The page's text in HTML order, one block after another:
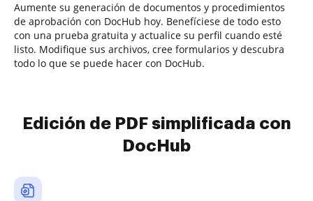
Aumente su generación de documentos y procedimientos
de aprobación con DocHub hoy. Benefíciese de todo esto
con una prueba gratuita y actualice su perfil cuando esté
listo. Modifique sus archivos, cree formularios y descubra
todo lo que se puede hacer con DocHub.
Edición de PDF simplificada con
DocHub